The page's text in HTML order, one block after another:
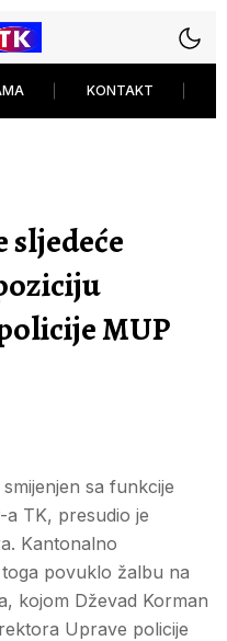
KONTAKT
sljedeće
MUP
sa funkcije
TK, presudio je
Kantonalno
povuklo žalbu na
kojom Dževad Korman
Uprave policije